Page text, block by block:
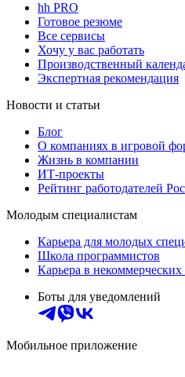
hh PRO
Готовое резюме
Все сервисы
Хочу у вас работать
Производственный
Экспертная рекомендация
Новости и статьи
Блог
О компаниях в игровой
Жизнь в компании
ИТ-проекты
Рейтинг работодателей
Молодым специалистам
Карьера для молодых
Школа программистов
Карьера в некоммерческих
Боты для уведомлений
Мобильное приложение